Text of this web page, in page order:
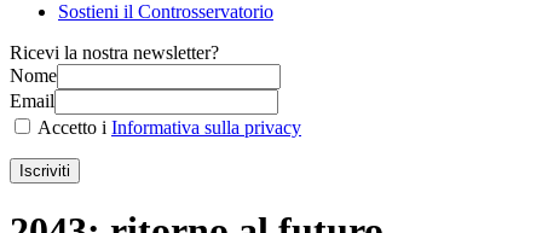
Sostieni il Controsservatorio
Ricevi la nostra newsletter?
Nome
Email
Accetto i Informativa sulla privacy
Iscriviti